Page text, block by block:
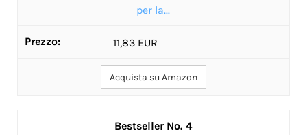
per la...
11,83 EUR
Acquista su Amazon
4